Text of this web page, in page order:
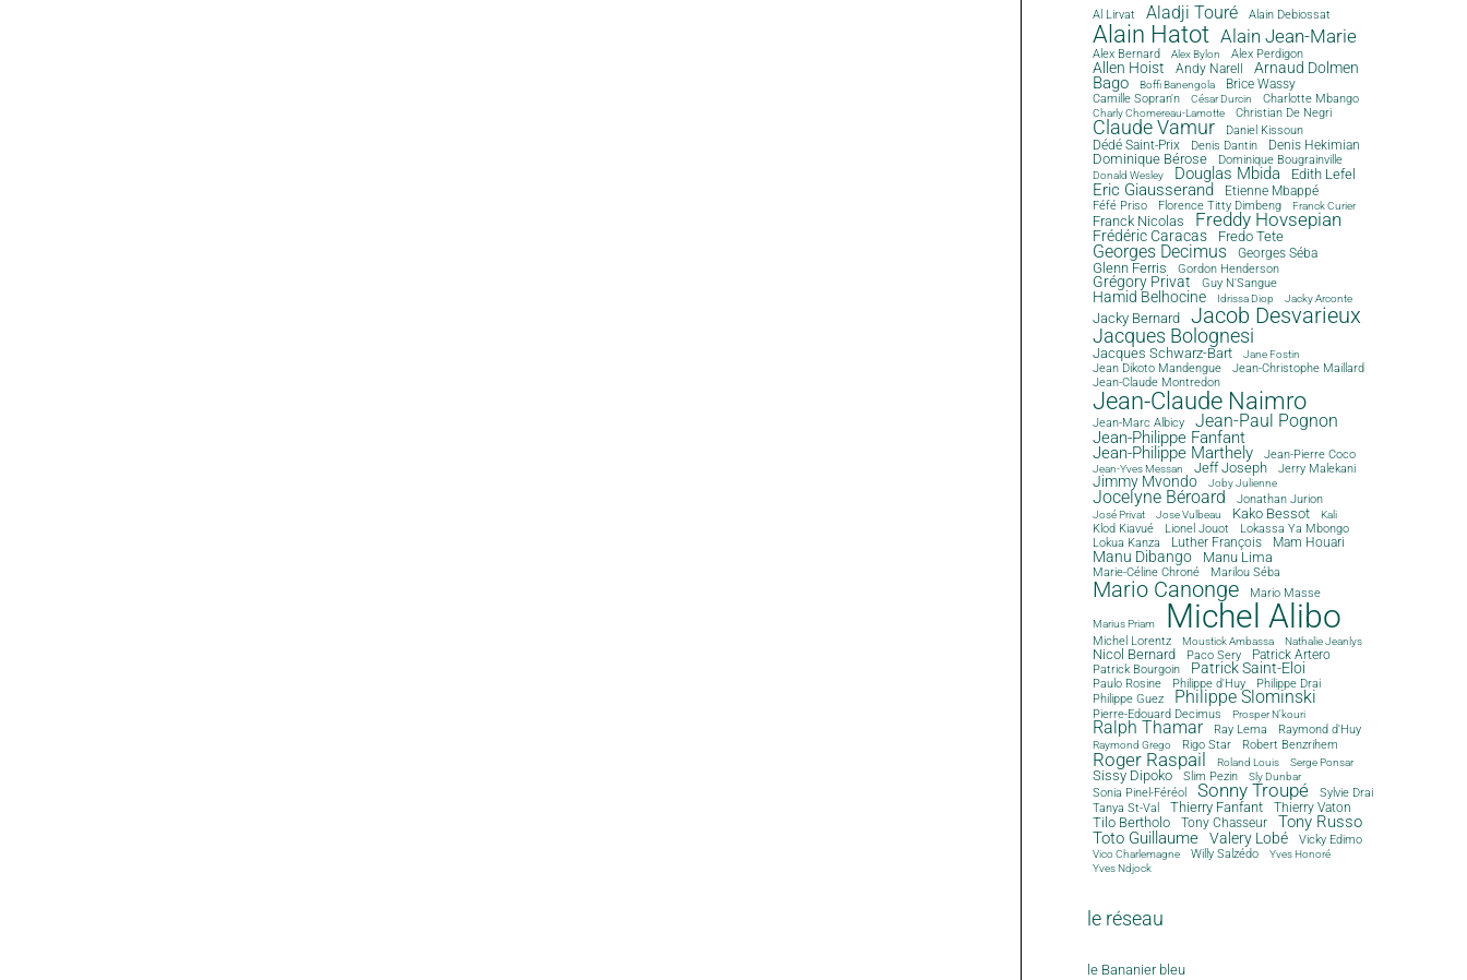
Al Lirvat Aladji Touré Alain Debiossat
Alain Hatot Alain Jean-Marie
Alex Bernard Alex Bylon Alex Perdigon
Allen Hoist Andy Narell Arnaud Dolmen
Bago Boffi Banengola
Brice Wassy
Camille Sopran'n
César Durcin Charlotte Mbango
Charly Chomereau-Lamotte Christian De Negri
Claude Vamur Daniel Kissoun
Dédé Saint-Prix Denis Dantin Denis Hekimian
Dominique Bérose Dominique Bougrainville
Donald Wesley Douglas Mbida Edith Lefel
Eric Giausserand Etienne Mbappé
Féfé Priso Florence Titty Dimbeng Franck Curier
Franck Nicolas Freddy Hovsepian
Frédéric Caracas Fredo Tete
Georges Decimus Georges Séba
Glenn Ferris Gordon Henderson
Grégory Privat Guy N'Sangue
Hamid Belhocine Idrissa Diop Jacky Arconte
Jacky Bernard Jacob Desvarieux
Jacques Bolognesi
Jacques Schwarz-Bart Jane Fostin
Jean Dikoto Mandengue
Jean-Christophe Maillard
Jean-Claude Montredon
Jean-Claude Naimro
Jean-Marc Albicy Jean-Paul Pognon
Jean-Philippe Fanfant
Jean-Philippe Marthely Jean-Pierre Coco
Jean-Yves Messan Jeff Joseph Jerry Malekani
Jimmy Mvondo Joby Julienne
Jocelyne Béroard Jonathan Jurion
José Privat Jose Vulbeau Kako Bessot Kali
Klod Kiavué Lionel Jouot
Lokassa Ya Mbongo
Lokua Kanza
Luther François Mam Houari
Manu Dibango Manu Lima
Marie-Céline Chroné Marilou Séba
Mario Canonge Mario Masse
Marius Priam Michel Alibo
Michel Lorentz Moustick Ambassa Nathalie Jeanlys
Nicol Bernard Paco Sery
Patrick Artero
Patrick Bourgoin
Patrick Saint-Eloi
Paulo Rosine Philippe d'Huy
Philippe Drai
Philippe Guez
Philippe Slominski
Pierre-Edouard Decimus Prosper N'kouri
Ralph Thamar Ray Lema Raymond d'Huy
Raymond Grego Rigo Star Robert Benzrihem
Roger Raspail Roland Louis Serge Ponsar
Sissy Dipoko Slim Pezin Sly Dunbar
Sonia Pinel-Féréol Sonny Troupé Sylvie Drai
Tanya St-Val Thierry Fanfant Thierry Vaton
Tilo Bertholo Tony Chasseur
Tony Russo
Toto Guillaume
Valery Lobé Vicky Edimo
Vico Charlemagne Willy Salzédo
Yves Honoré
Yves Ndjock
le réseau
le Bananier bleu